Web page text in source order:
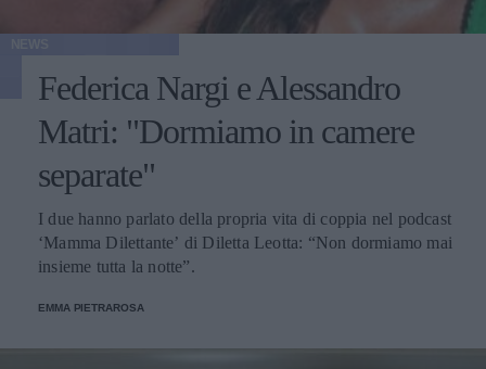
Federica Nargi e Alessandro
Matri: "Dormiamo in camere
separate"
I due hanno parlato della propria vita di coppia nel podcast
‘Mamma Dilettante’ di Diletta Leotta: “Non dormiamo mai
insieme tutta la notte”.
EMMA PIETRAROSA